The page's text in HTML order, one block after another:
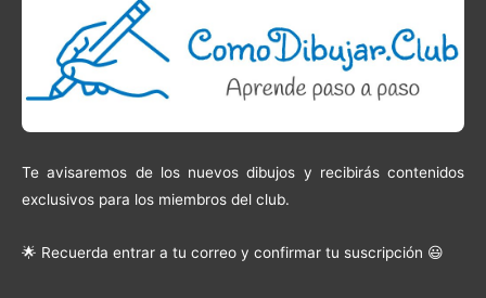
Te avisaremos de los nuevos dibujos y recibirás contenidos
exclusivos para los miembros del club.
🌟 Recuerda entrar a tu correo y confirmar tu suscripción 😃